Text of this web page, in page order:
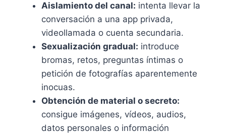
Aislamiento del canal: intenta llevar la
conversación a una app privada,
videollamada o cuenta secundaria.
Sexualización gradual: introduce
bromas, retos, preguntas íntimas o
petición de fotografías aparentemente
inocuas.
Obtención de material o secreto:
consigue imágenes, vídeos, audios,
datos personales o información